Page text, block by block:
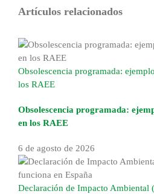
Facebook
X
Reddit
LinkedIn
WhatsApp
Tumblr
Pinterest
Correo
electrónico
Artículos relacionados
Obsolescencia programada:
los RAEE
Obsolescencia programada:
en los RAEE
6 de agosto de 2026
Declaración de Impacto Ambiental